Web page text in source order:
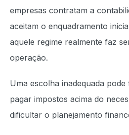
empresas contratam a
aceitam o enquadramento
aquele regime realmente faz
operação.
Uma escolha inadequada
pagar impostos acima do
dificultar o planejamento